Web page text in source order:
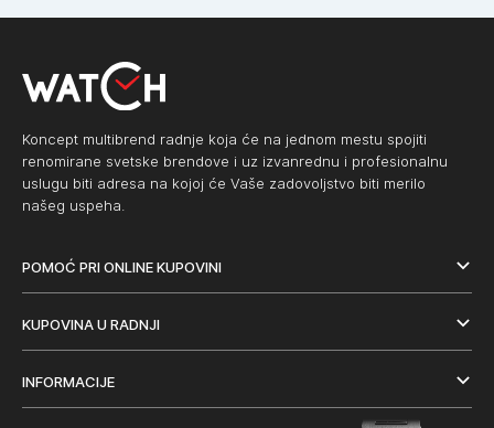
Koncept multibrend radnje koja će na jednom mestu spojiti
renomirane svetske brendove i uz izvanrednu i profesionalnu
uslugu biti adresa na kojoj će Vaše zadovoljstvo biti merilo
našeg uspeha.
POMOĆ PRI ONLINE KUPOVINI
KUPOVINA U RADNJI
INFORMACIJE